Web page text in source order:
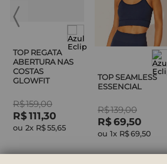
TOP REGATA
ABERTURA NAS
COSTAS
GLOWFIT
R$159,00
R$111,30
ou 2x R$55,65
TOP SEAMLESS
ESSENCIAL
R$139,00
R$69,50
ou 1x R$69,50